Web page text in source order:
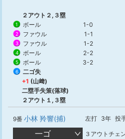
２アウト２,３塁
1 ボール 1-0
2 ファウル 1-1
3 ファウル 1-2
4 ボール 2-2
5 ボール 3-2
6
二ゴ失
+1 (山﨑)
二塁手失策(落球)
２アウト１,３塁
9番 小林 羚響(捕) 左打 3年 投
一ゴ ３アウトチェ